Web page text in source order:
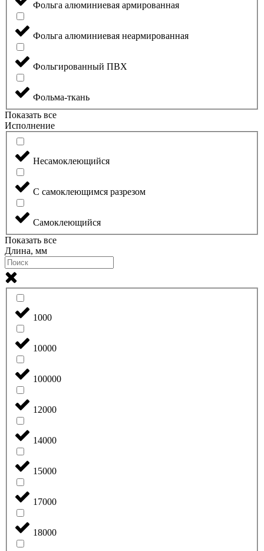
Фольга алюминиевая армированная
Фольга алюминиевая неармированная
Фольгированный ПВХ
Фольма-ткань
Показать все
Исполнение
Несамоклеющийся
С самоклеющимся разрезом
Самоклеющийся
Показать все
Длина, мм
1000
10000
100000
12000
14000
15000
17000
18000